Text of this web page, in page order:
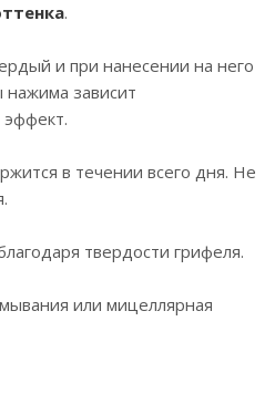
.
и при нанесении на него
зависит
эффект.
в течении всего дня. Не
твердости грифеля.
или мицеллярная